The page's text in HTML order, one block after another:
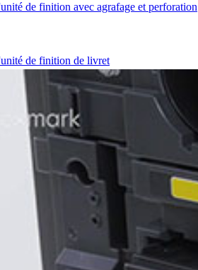
de finition avec agrafage et perforation
de finition de livret